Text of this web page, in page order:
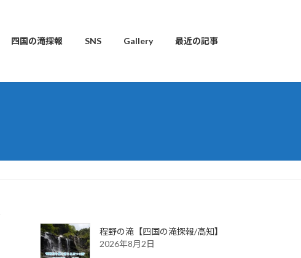
四国の滝探報 SNS Gallery 最近の記事
程野の滝【四国の滝探報/高知】
2026年8月2日